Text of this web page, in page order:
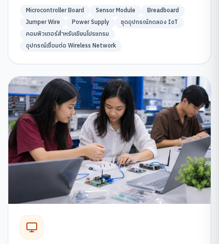
Microcontroller Board Sensor Module
Breadboard
Jumper Wire
Power Supply
ชุดอุปกรณ์ทดลอง IoT
คอมพิวเตอร์สำหรับเขียนโปรแกรม
อุปกรณ์เชื่อมต่อ Wireless Network